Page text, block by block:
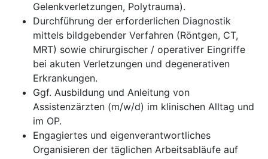
Gelenkverletzungen, Polytrauma).
Durchführung der erforderlichen Diagnostik
mittels bildgebender Verfahren (Röntgen, CT,
MRT) sowie chirurgischer / operativer Eingriffe
bei akuten Verletzungen und degenerativen
Erkrankungen.
Ggf. Ausbildung und Anleitung von
Assistenzärzten (m/w/d) im klinischen Alltag und
im OP.
Engagiertes und eigenverantwortliches
Organisieren der täglichen Arbeitsabläufe auf